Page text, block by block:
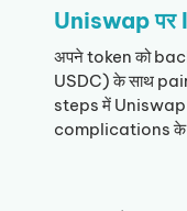
Uniswap पर
अपने token को
USDC) के साथ
steps में Uniswap
complications के